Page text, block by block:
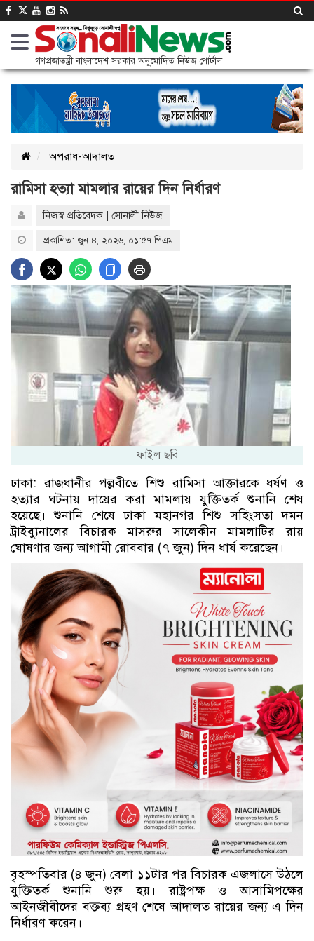
গণপ্রজাতন্ত্রী বাংলাদেশ সরকার অনুমোদিত নিউজ পোর্টাল
অপরাধ-আদালত
রামিসা হত্যা মামলার রায়ের দিন নির্ধারণ
নিজস্ব প্রতিবেদক | সোনালী নিউজ
প্রকাশিত: জুন ৪, ২০২৬, ০১:৫৭ পিএম
ফাইল ছবি
ঢাকা: রাজধানীর পল্লবীতে শিশু রামিসা আক্তারকে ধর্ষণ ও
হত্যার ঘটনায় দায়ের করা মামলায় যুক্তিতর্ক শুনানি শেষ
হয়েছে। শুনানি শেষে ঢাকা মহানগর শিশু সহিংসতা দমন
ট্রাইব্যুনালের বিচারক মাসরুর সালেকীন মামলাটির রায়
ঘোষণার জন্য আগামী রোববার (৭ জুন) দিন ধার্য করেছেন।
বৃহস্পতিবার (৪ জুন) বেলা ১১টার পর বিচারক এজলাসে উঠলে
যুক্তিতর্ক শুনানি শুরু হয়। রাষ্ট্রপক্ষ ও আসামিপক্ষের
আইনজীবীদের বক্তব্য গ্রহণ শেষে আদালত রায়ের জন্য এ দিন
নির্ধারণ করেন।